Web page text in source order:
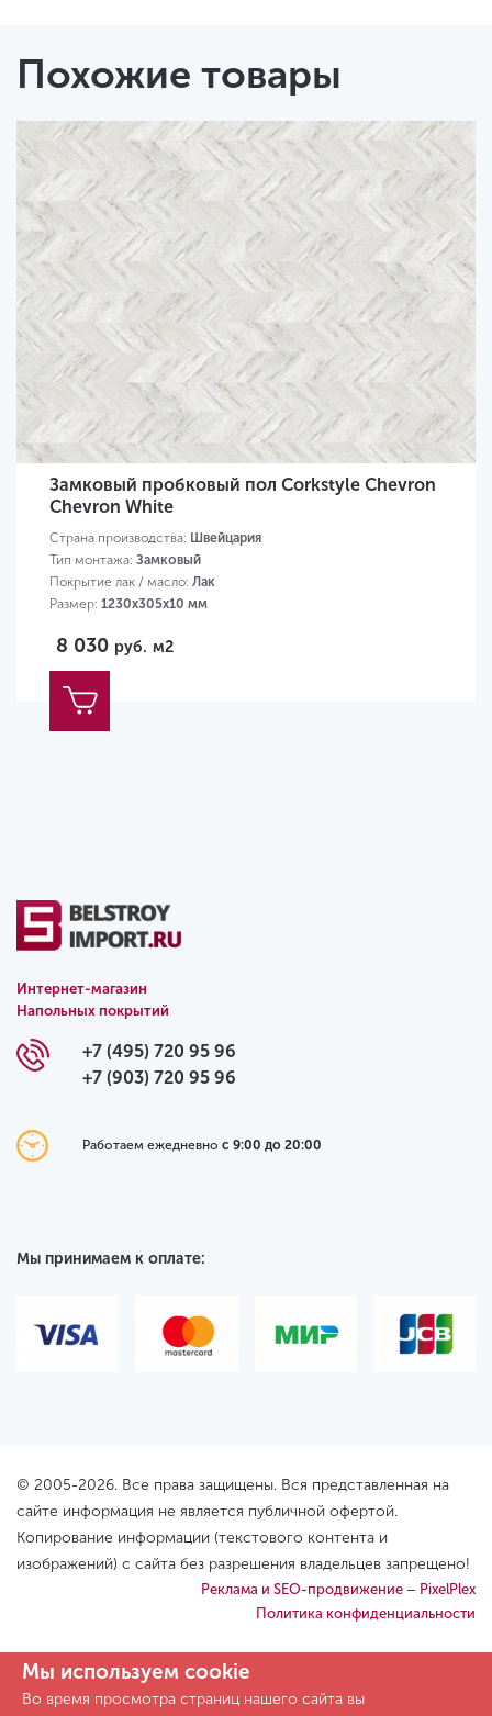
Похожие товары
Замковый пробковый пол Corkstyle Chevron
Chevron White
Страна производства: Швейцария
Тип монтажа: Замковый
Покрытие лак / масло: Лак
Размер: 1230х305х10 мм
8 030 руб. м2
Интернет-магазин
Напольных покрытий
+7 (495) 720 95 96
+7 (903) 720 95 96
Работаем ежедневно с 9:00 до 20:00
Мы принимаем к оплате:
© 2005-2026. Все права защищены. Вся представленная на
сайте информация не является публичной офертой.
Копирование информации (текстового контента и
изображений) с сайта без разрешения владельцев запрещено!
Реклама и SEO-продвижение – PixelPlex
Политика конфиденциальности
Мы используем cookie
Во время просмотра страниц нашего сайта вы